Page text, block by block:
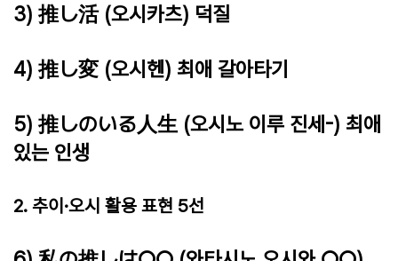
3) 推し活 (오시카츠) 덕질
4) 推し変 (오시헨) 최애 갈아타기
5) 推しのいる人生 (오시노 이루 진세-) 최애
있는 인생
2. 추이·오시 활용 표현 5선